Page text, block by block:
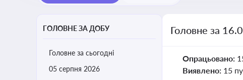
ГОЛОВНЕ ЗА ДОБУ
Головне за сьогодні
05 серпня 2026
Головне за
Опрацьовано:
Виявлено: 15